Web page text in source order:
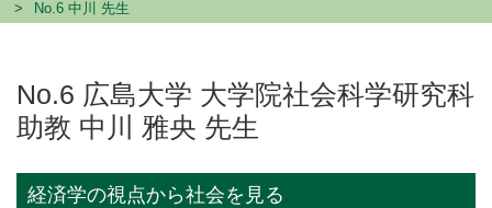
No.6 中川 先生
No.6 広島大学 大学院社会科学研究科
助教 中川 雅央 先生
経済学の視点から社会を見る